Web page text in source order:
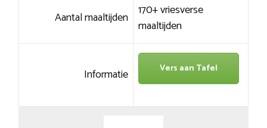
Aantal maaltijden 170+ vriesverse
maaltijden
Informatie Vers aan Tafel